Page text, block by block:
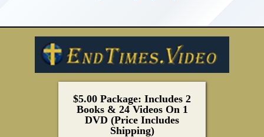
$5.00 Package: Includes 2
Books & 24 Videos On 1
DVD (Price Includes
Shipping)